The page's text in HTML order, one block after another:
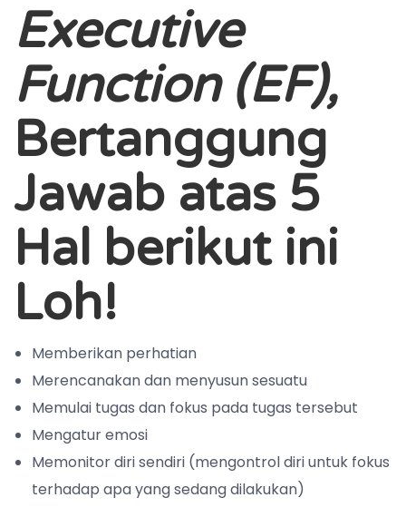
Executive
Function (EF),
Bertanggung
Jawab atas 5
Hal berikut ini
Loh!
Memberikan perhatian
Merencanakan dan menyusun sesuatu
Memulai tugas dan fokus pada tugas tersebut
Mengatur emosi
Memonitor diri sendiri (mengontrol diri untuk fokus
terhadap apa yang sedang dilakukan)